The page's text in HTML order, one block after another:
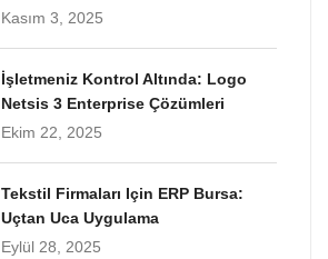
Kasım 3, 2025
İşletmeniz Kontrol Altında: Logo
Netsis 3 Enterprise Çözümleri
Ekim 22, 2025
Tekstil Firmaları Için ERP Bursa:
Uçtan Uca Uygulama
Eylül 28, 2025